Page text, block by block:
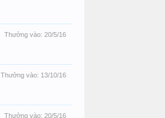
Thưởng vào: 20/5/16
Thưởng vào: 13/10/16
Thưởng vào: 20/5/16